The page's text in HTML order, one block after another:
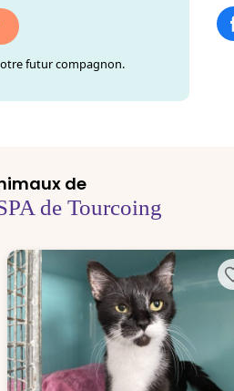
futur compagnon.
de
de Tourcoing